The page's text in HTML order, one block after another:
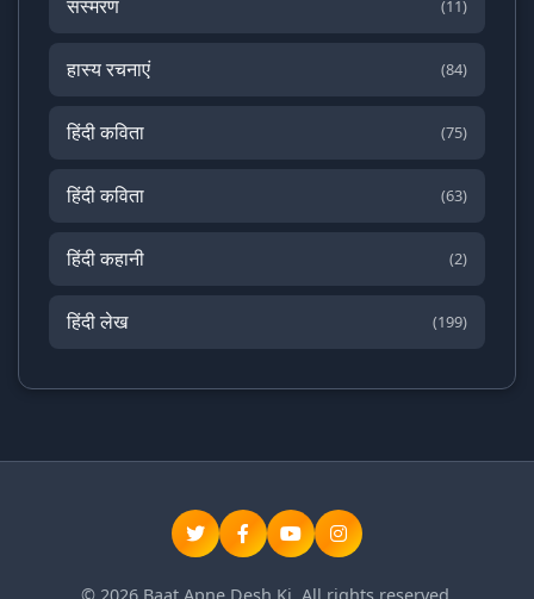
संस्मरण (11)
हास्य रचनाएं (84)
हिंदी कविता (75)
हिंदी कविता (63)
हिंदी कहानी (2)
हिंदी लेख (199)